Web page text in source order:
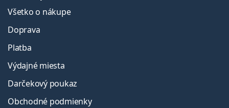
Všetko o nákupe
Doprava
Platba
Výdajné miesta
Darčekový poukaz
Obchodné podmienky